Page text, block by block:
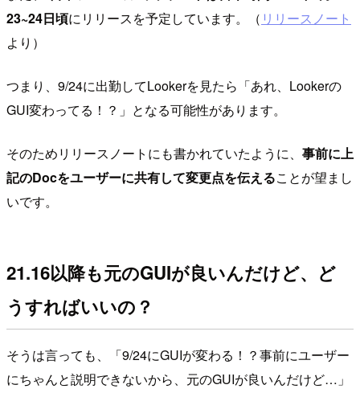
23~24日頃にリリースを予定しています。（ リリースノート
より）
つまり、9/24に出勤してLookerを見たら「あれ、Lookerの
GUI変わってる！？」となる可能性があります。
そのためリリースノートにも書かれていたように、 事前に上
記のDocをユーザーに共有して変更点を伝えることが望まし
いです。
21.16以降も元のGUIが良いんだけど、ど
うすればいいの？
そうは言っても、「9/24にGUIが変わる！？事前にユーザー
にちゃんと説明できないから、元のGUIが良いんだけど…」